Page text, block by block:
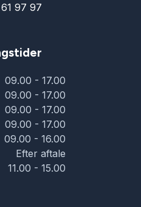
97 97
09.00 - 17.00
09.00 - 17.00
09.00 - 17.00
09.00 - 17.00
09.00 - 16.00
Efter aftale
11.00 - 15.00